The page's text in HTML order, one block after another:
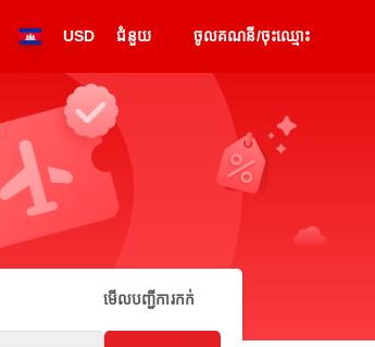
USD ជំនួយ ចូលគណនី/ចុះឈ្មោះ
មើលបញ្ជីការកក់